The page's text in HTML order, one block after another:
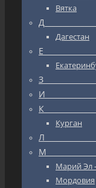
Вятка
Дагестан
Курган
Марий Эл
Мордовия